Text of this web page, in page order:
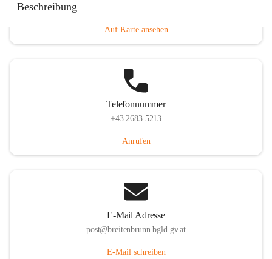
Beschreibung
Auf Karte ansehen
Telefonnummer
+43 2683 5213
Anrufen
E-Mail Adresse
post@breitenbrunn.bgld.gv.at
E-Mail schreiben